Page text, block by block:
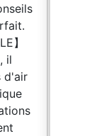
】
il
d'air